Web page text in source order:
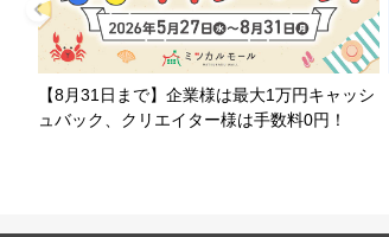
【8月31日まで】企業様は最大1万円キャッシ
ュバック、クリエイター様は手数料0円！